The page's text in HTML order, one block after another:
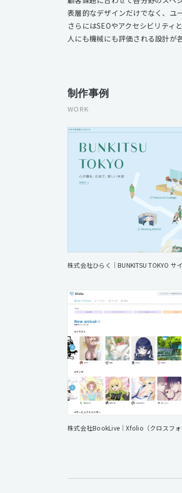
表層的なデザインだけでなく、ユ
さらにはSEOやアクセシビリティ
人にも機械にも評価される設計が
制作事例
WORK
株式会社ひらく｜BUNKITSU TOKYO サ